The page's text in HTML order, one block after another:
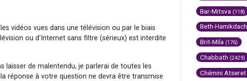
vidéos vues dans une télévision ou par le biais
ou d'Internet sans filtre (sérieux) est interdite
laisser de malentendu, je parlerai de toutes les
réponse à votre question ne devra être transmise
Bar-Mitsva (118)
Beth-Hamikdach
Brit-Mila (176)
Chabbath (2429)
Chémini Atseret